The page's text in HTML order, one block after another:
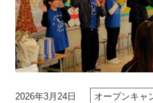
2026年3月24日 オープンキャ